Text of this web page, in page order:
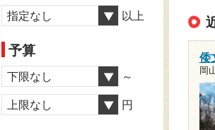
倭
岡
指定なし 以上
予算
下限なし ～
上限なし 円